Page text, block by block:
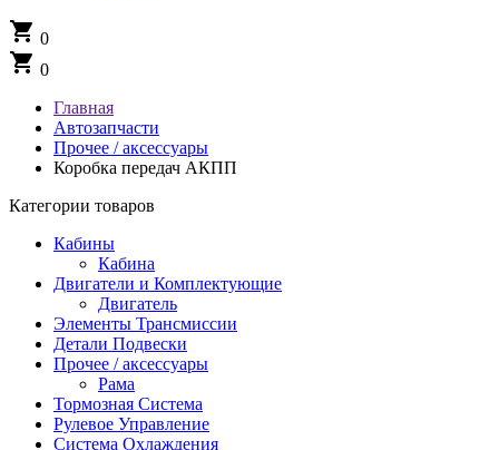
shopping_cart 0
shopping_cart 0
Главная
Автозапчасти
Прочее / аксессуары
Коробка передач АКПП
Категории товаров
Кабины
Кабина
Двигатели и Комплектующие
Двигатель
Элементы Трансмиссии
Детали Подвески
Прочее / аксессуары
Рама
Тормозная Система
Рулевое Управление
Система Охлаждения